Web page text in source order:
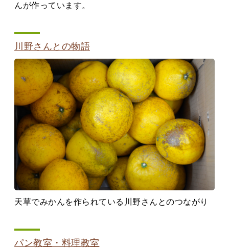
んが作っています。
川野さんとの物語
天草でみかんを作られている川野さんとのつながり
パン教室・料理教室